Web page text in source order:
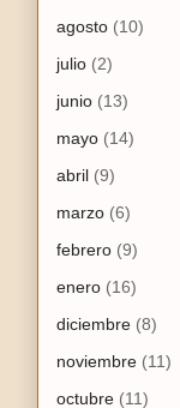
agosto (10)
julio (2)
junio (13)
mayo (14)
abril (9)
marzo (6)
febrero (9)
enero (16)
diciembre (8)
noviembre (11)
octubre (11)